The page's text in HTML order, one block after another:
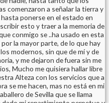
comenzaron a señalar la tierra y
ponerse en el estado en
esto y traer a la memoria de
conmigo se ..ha usado en esta
la mayor parte, de lo que hay
modernos, sin que de mí y de
y me dejaron de fuera sin me
Mucho me quisiera hallar libre
Alteza con los servicios que a
se me hacen, mas no está en mi
de Sevilla que se llama